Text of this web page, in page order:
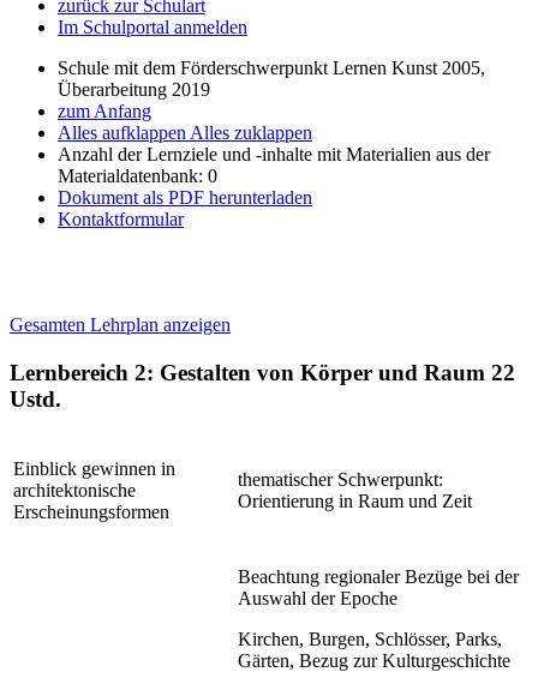
zurück zur Schulart
Im Schulportal anmelden
Schule mit dem Förderschwerpunkt Lernen Kunst 2005,
Überarbeitung 2019
zum Anfang
Alles aufklappen Alles zuklappen
Anzahl der Lernziele und -inhalte mit Materialien aus der
Materialdatenbank: 0
Dokument als PDF herunterladen
Kontaktformular
Gesamten Lehrplan anzeigen
Lernbereich 2: Gestalten von Körper und Raum 22
Ustd.
Einblick gewinnen in
architektonische
Erscheinungsformen
thematischer Schwerpunkt:
Orientierung in Raum und Zeit
Beachtung regionaler Bezüge bei der
Auswahl der Epoche
Kirchen, Burgen, Schlösser, Parks,
Gärten, Bezug zur Kulturgeschichte